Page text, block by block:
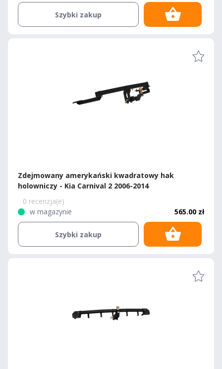
Szybki zakup
Zdejmowany amerykański kwadratowy hak
holowniczy - Kia Carnival 2 2006-2014
0 recenzja(e)
w magazynie
565.00 zł
Szybki zakup